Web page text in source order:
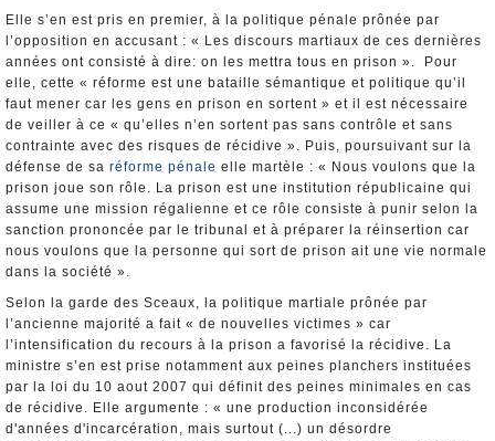
Elle s’en est pris en premier, à la politique pénale prônée par
l’opposition en accusant : « Les discours martiaux de ces dernières
années ont consisté à dire: on les mettra tous en prison ». Pour
elle, cette « réforme est une bataille sémantique et politique qu’il
faut mener car les gens en prison en sortent » et il est nécessaire
de veiller à ce « qu’elles n’en sortent pas sans contrôle et sans
contrainte avec des risques de récidive ». Puis, poursuivant sur la
défense de sa réforme pénale elle martèle : « Nous voulons que la
prison joue son rôle. La prison est une institution républicaine qui
assume une mission régalienne et ce rôle consiste à punir selon la
sanction prononcée par le tribunal et à préparer la réinsertion car
nous voulons que la personne qui sort de prison ait une vie normale
dans la société ».
Selon la garde des Sceaux, la politique martiale prônée par
l’ancienne majorité a fait « de nouvelles victimes » car
l’intensification du recours à la prison a favorisé la récidive. La
ministre s’en est prise notamment aux peines planchers instituées
par la loi du 10 aout 2007 qui définit des peines minimales en cas
de récidive. Elle argumente : « une production inconsidérée
d'années d'incarcération, mais surtout (...) un désordre